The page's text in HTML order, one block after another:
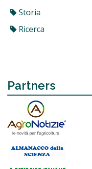
Storia
Ricerca
Partners